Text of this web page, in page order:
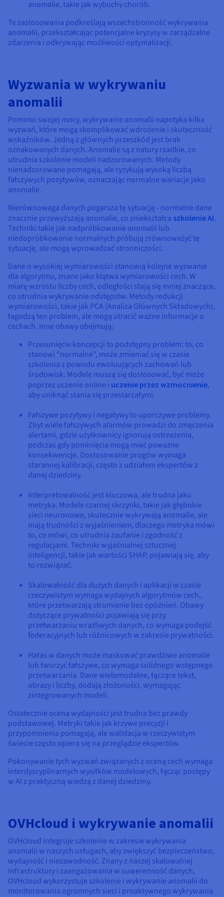
anomalie, takie jak wybuchy chorób.
Te zastosowania podkreślają wszechstronność wykrywania
anomalii, przekształcając potencjalne kryzysy w zarządzalne
zdarzenia i odkrywając możliwości optymalizacji.
Wyzwania w wykrywaniu
anomalii
Pomimo swojej mocy, wykrywanie anomalii napotyka kilka
wyzwań, które mogą skomplikować wdrożenie i skuteczność
wskaźników. Jedną z głównych przeszkód jest brak
oznakowanych danych. Anomalie są z natury rzadkie, co
utrudnia szkolenie modeli nadzorowanych. Metody
nienadzorowane pomagają, ale ryzykują wysoką liczbą
fałszywych pozytywów, oznaczając normalne wariacje jako
anomalie.
Nierównowaga danych pogarsza tę sytuację - normalne dane
znacznie przewyższają anomalie, co zniekształca szkolenie AI.
Techniki takie jak nadpróbkowanie anomalii lub
niedopróbkowanie normalnych próbują zrównoważyć tę
sytuację, ale mogą wprowadzać stronniczości.
Dane o wysokiej wymiarowości stanowią kolejne wyzwanie
dla algorytmu, znane jako klątwa wymiarowości cech. W
miarę wzrostu liczby cech, odległości stają się mniej znaczące,
co utrudnia wykrywanie odstępstw. Metody redukcji
wymiarowości, takie jak PCA (Analiza Głównych Składowych),
łagodzą ten problem, ale mogą utracić ważne informacje o
cechach. Inne obawy obejmują:
Przesunięcie koncepcji to podstępny problem: to, co
stanowi "normalne", może zmieniać się w czasie
szkolenia z powodu ewoluujących zachowań lub
środowisk. Modele muszą się dostosować, być może
poprzez uczenie online i uczenie przez wzmocnienie,
aby uniknąć stania się przestarzałymi.
Fałszywe pozytywy i negatywy to uporczywe problemy.
Zbyt wiele fałszywych alarmów prowadzi do zmęczenia
alertami, gdzie użytkownicy ignorują ostrzeżenia,
podczas gdy pominięcia mogą mieć poważne
konsekwencje. Dostosowanie progów wymaga
starannej kalibracji, często z udziałem ekspertów z
danej dziedziny.
Interpretowalność jest kluczowa, ale trudna jako
metryka. Modele czarnej skrzynki, takie jak głębokie
sieci neuronowe, skutecznie wykrywają anomalie, ale
mają trudności z wyjaśnieniem, dlaczego metryka mówi
to, co mówi, co utrudnia zaufanie i zgodność z
regulacjami. Techniki wyjaśnialnej sztucznej
inteligencji, takie jak wartości SHAP, pojawiają się, aby
to rozwiązać.
Skalowalność dla dużych danych i aplikacji w czasie
rzeczywistym wymaga wydajnych algorytmów cech,
które przetwarzają strumienie bez opóźnień. Obawy
dotyczące prywatności pojawiają się przy
przetwarzaniu wrażliwych danych, co wymaga podejść
federacyjnych lub różnicowych w zakresie prywatności.
Hałas w danych może maskować prawdziwe anomalie
lub tworzyć fałszywe, co wymaga solidnego wstępnego
przetwarzania. Dane wielomodalne, łączące tekst,
obrazy i liczby, dodają złożoności, wymagając
zintegrowanych modeli.
Ostatecznie ocena wydajności jest trudna bez prawdy
podstawowej. Metryki takie jak krzywe precyzji i
przypomnienia pomagają, ale walidacja w rzeczywistym
świecie często opiera się na przeglądzie ekspertów.
Pokonywanie tych wyzwań związanych z oceną cech wymaga
interdyscyplinarnych wysiłków modelowych, łącząc postępy
w AI z praktyczną wiedzą z danej dziedziny.
OVHcloud i wykrywanie anomalii
OVHcloud integruje szkolenie w zakresie wykrywania
anomalii w naszych usługach, aby zwiększyć bezpieczeństwo,
wydajność i niezawodność. Znany z naszej skalowalnej
infrastruktury i zaangażowania w suwerenność danych,
OVHcloud wykorzystuje szkolenie i wykrywanie anomalii do
monitorowania ogromnych sieci i proaktywnego wykrywania